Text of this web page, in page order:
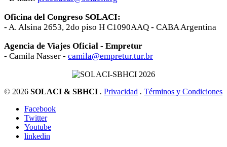
Oficina del Congreso SOLACI:
- A. Alsina 2653, 2do piso H C1090AAQ - CABA Argentina
Agencia de Viajes Oficial - Empretur
- Camila Nasser - camila@empretur.tur.br
© 2026 SOLACI & SBHCI . Privacidad . Términos y Condiciones
Facebook
Twitter
Youtube
linkedin